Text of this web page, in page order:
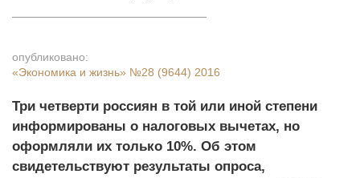
опубликовано:
«Экономика и жизнь» №28 (9644) 2016
Три четверти россиян в той или иной степени
информированы о налоговых вычетах, но
оформляли их только 10%. Об этом
свидетельствуют результаты опроса,